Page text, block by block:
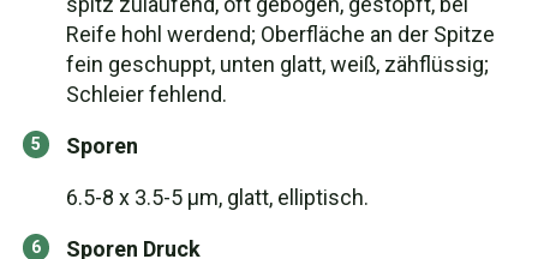
Reife hohl werdend; Oberfläche an der Spitze
fein geschuppt, unten glatt, weiß, zähflüssig;
Schleier fehlend.
Sporen
6.5-8 x 3.5-5 µm, glatt, elliptisch.
Sporen Druck